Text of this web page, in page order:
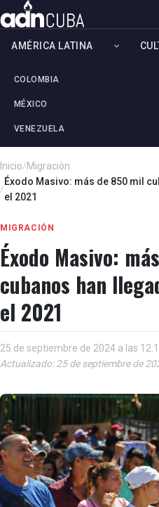
AMÉRICA LATINA
COLOMBIA
MÉXICO
VENEZUELA
Inicio/Migración
/
Éxodo Masivo: más de 850 mil
el 2021
MIGRACIÓN
Éxodo Masivo:
cubanos han
el 2021
25 de septiembre de 2024 a las
Actualizado: 25 de septiembre de